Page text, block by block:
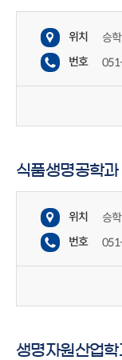
위치
승
번호
식품생명공학과
위치
승
번호
생명자원산업학